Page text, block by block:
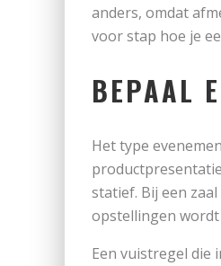
anders, omdat
voor stap hoe je
BEPAAL
Het type
statief. Bij een
opstellingen wordt
Een vuistregel die